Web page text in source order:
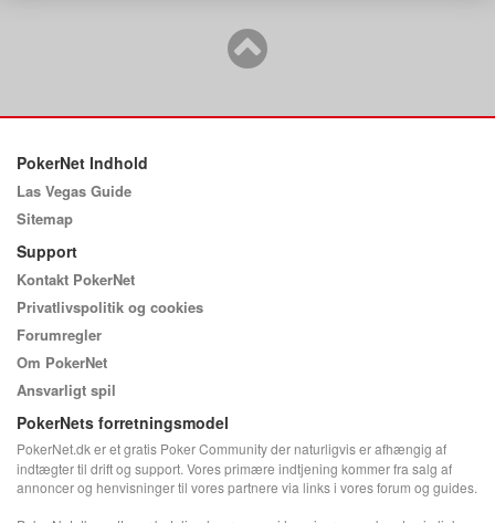
PokerNet Indhold
Las Vegas Guide
Sitemap
Support
Kontakt PokerNet
Privatlivspolitik og cookies
Forumregler
Om PokerNet
Ansvarligt spil
PokerNets forretningsmodel
PokerNet.dk er et gratis Poker Community der naturligvis er afhængig af
indtægter til drift og support. Vores primære indtjening kommer fra salg af
annoncer og henvisninger til vores partnere via links i vores forum og guides.